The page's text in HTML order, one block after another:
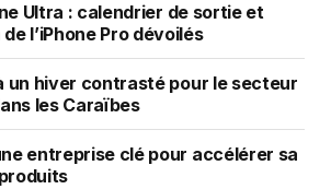
Ultra : calendrier de sortie et
l’iPhone Pro dévoilés
un hiver contrasté pour le secteur
les Caraïbes
entreprise clé pour accélérer sa